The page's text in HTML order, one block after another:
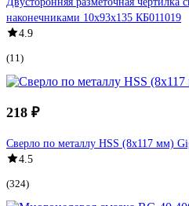
наконечниками 10x93x135 КБ011019
4.9
(11)
218 ₽
Сверло по металлу HSS (8x117 мм)
4.5
(324)